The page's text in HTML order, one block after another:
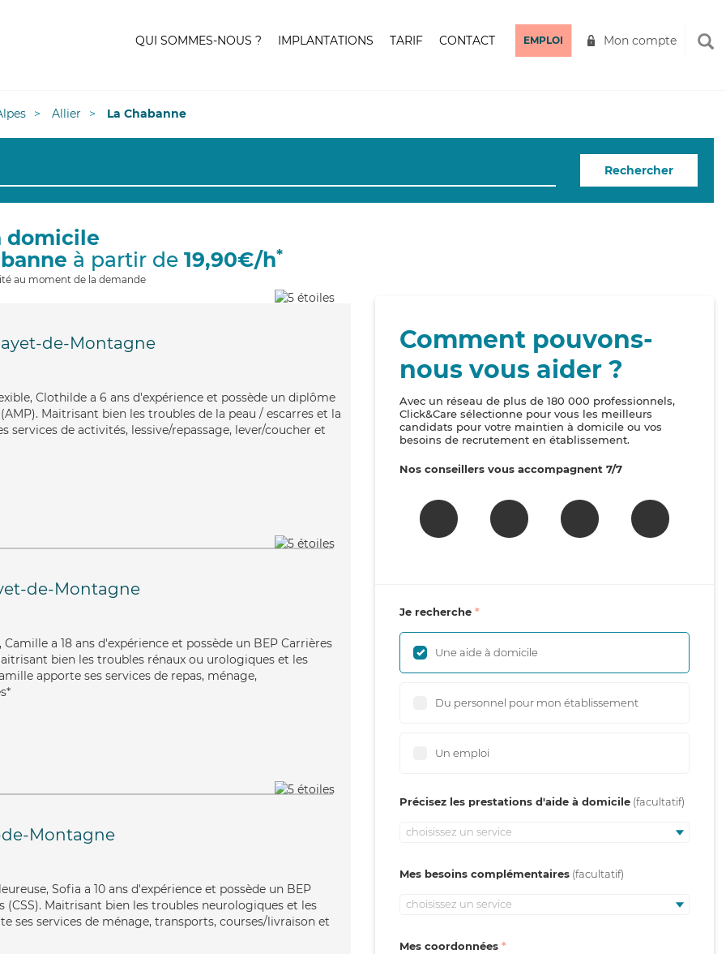
QUI SOMMES-NOUS ? IMPLANTATIONS TARIF CONTACT EMPLOI Mon compte
Allier La Chabanne
Rechercher
domicile
à partir de 19,90€/h*
au moment de la demande
de-Montagne
Clothilde a 6 ans d'expérience et possède un diplôme
Maitrisant bien les troubles de la peau / escarres et la
services de activités, lessive/repassage, lever/coucher et
de-Montagne
a 18 ans d'expérience et possède un BEP Carrières
bien les troubles rénaux ou urologiques et les
apporte ses services de repas, ménage,
de-Montagne
Sofia a 10 ans d'expérience et possède un BEP
(CSS). Maitrisant bien les troubles neurologiques et les
ses services de ménage, transports, courses/livraison et
Comment pouvons-
nous vous aider ?
Avec un réseau de plus de 180 000 professionnels,
Click&Care sélectionne pour vous les meilleurs
candidats pour votre maintien à domicile ou vos
besoins de recrutement en établissement.
Nos conseillers vous accompagnent 7/7
Je recherche
Une aide à domicile
Du personnel pour mon établissement
Un emploi
Précisez les prestations d'aide à domicile
choisissez un service
Mes besoins complémentaires
choisissez un service
Mes coordonnées